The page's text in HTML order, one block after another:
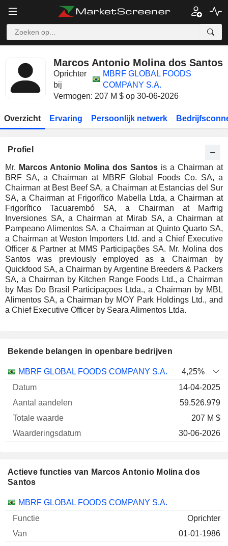
Marcos Antonio Molina dos Santos
Oprichter
bij
MBRF GLOBAL FOODS
COMPANY S.A.
Vermogen: 207 M $ op 30-06-2026
Overzicht Ervaring Persoonlijk netwerk
Profiel
Mr. Marcos Antonio Molina dos Santos is a Chairman at
BRF SA, a Chairman at MBRF Global Foods Co. SA, a
Chairman at Best Beef SA, a Chairman at Estancias del Sur
SA, a Chairman at Frigorífico Mabella Ltda, a Chairman at
Frigorífico Tacuarembó SA, a Chairman at Marfrig
Inversiones SA, a Chairman at Mirab SA, a Chairman at
Pampeano Alimentos SA, a Chairman at Quinto Quarto SA,
a Chairman at Weston Importers Ltd. and a Chief Executive
Officer & Partner at MMS Participações SA. Mr. Molina dos
Santos was previously employed as a Chairman by
Quickfood SA, a Chairman by Argentine Breeders & Packers
SA, a Chairman by Kitchen Range Foods Ltd., a Chairman
by Mas Do Brasil Participaçoes Ltda., a Chairman by MBL
Alimentos SA, a Chairman by MOY Park Holdings Ltd., and
a Chief Executive Officer by Seara Alimentos Ltda.
Bekende belangen in openbare bedrijven
Aantal
Totale
MBRF GLOBAL FOODS COMPANY S.A.
4,25%
14-04-2025
59.526.979
207 M $
30-06-2026
Actieve functies van Marcos Antonio Molina dos
Santos
Bedrijven Functie Begin
MBRF GLOBAL FOODS COMPANY S.A.
Oprichter
01-01-1986